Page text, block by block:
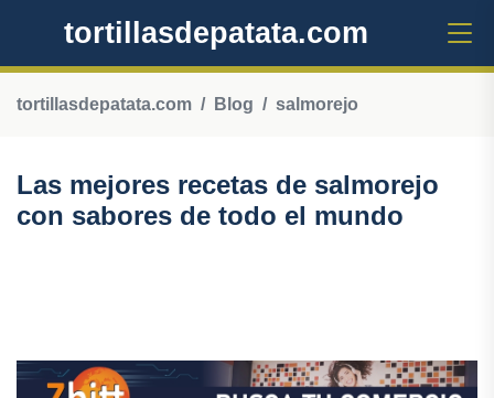
tortillasdepatata.com
tortillasdepatata.com Blog salmorejo
Las mejores recetas de salmorejo
con sabores de todo el mundo